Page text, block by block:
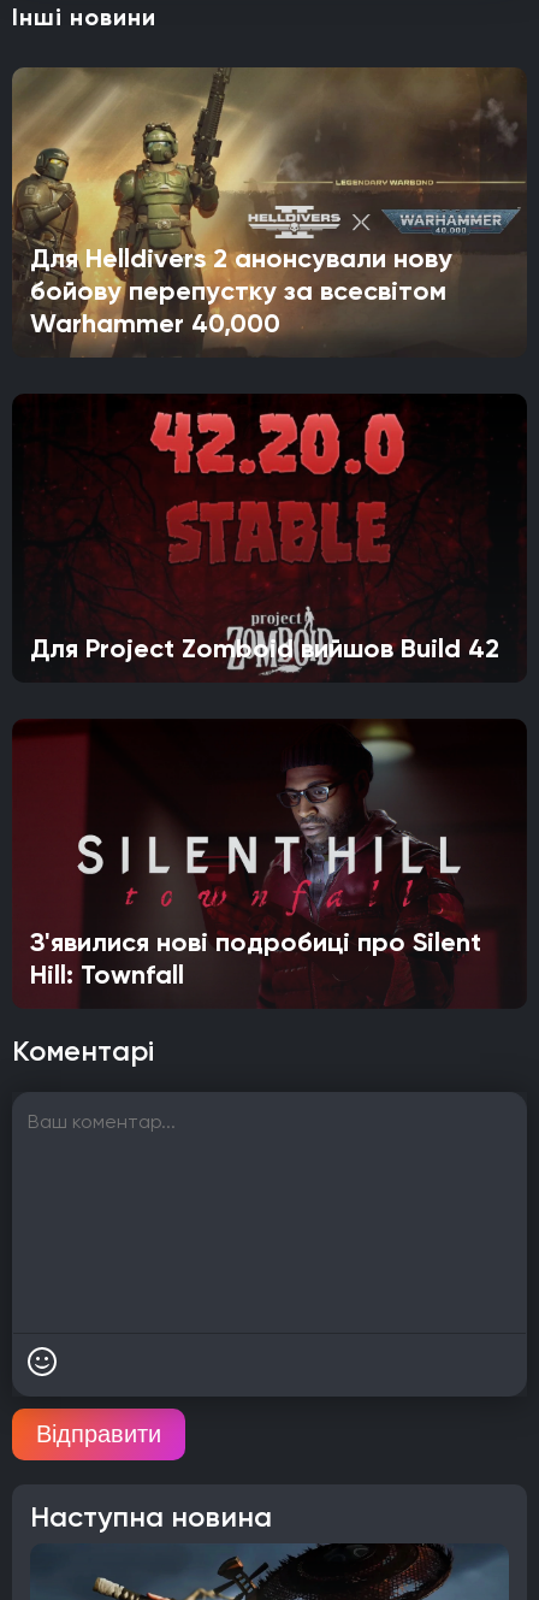
Інші новини
Для Helldivers 2 анонсували нову
бойову перепустку за всесвітом
Warhammer 40,000
Для Project Zomboid вийшов Build 42
З'явилися нові подробиці про Silent
Hill: Townfall
Коментарі
Відправити
Наступна новина